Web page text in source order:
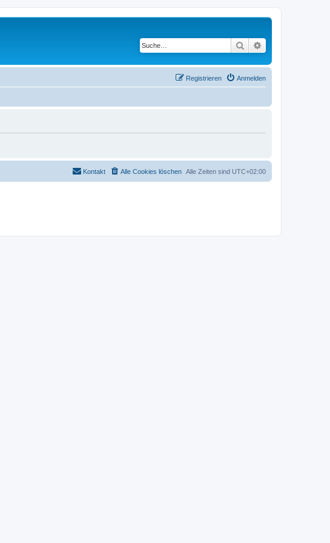
Suche
Anmelden
Registrieren
Alle Zeiten sind UTC+02:00
Alle Cookies löschen
Kontakt